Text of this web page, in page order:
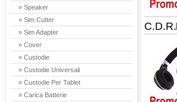
» Speaker
» Sim Cutter
» Sim Adapter
» Cover
» Custodie
» Custodie Universali
» Custodie Per Tablet
» Carica Batterie